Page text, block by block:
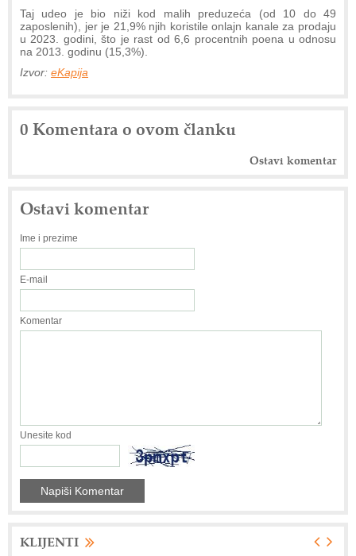
Taj udeo je bio niži kod malih preduzeća (od 10 do 49
zaposlenih), jer je 21,9% njih koristile onlajn kanale za prodaju
u 2023. godini, što je rast od 6,6 procentnih poena u odnosu
na 2013. godinu (15,3%).
Izvor: eKapija
0 Komentara o ovom članku
Ostavi komentar
Ostavi komentar
Ime i prezime
E-mail
Komentar
Unesite kod
KLIJENTI